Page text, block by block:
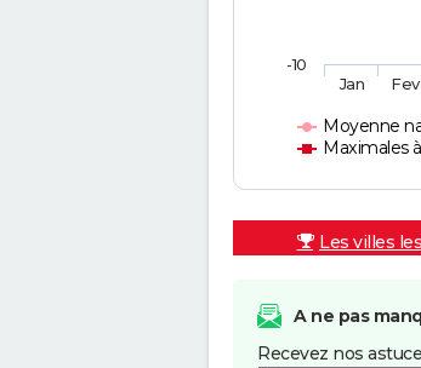
Moyenne
Maximales
Jan Fev
-10
Les villes
A ne pas
Recevez nos